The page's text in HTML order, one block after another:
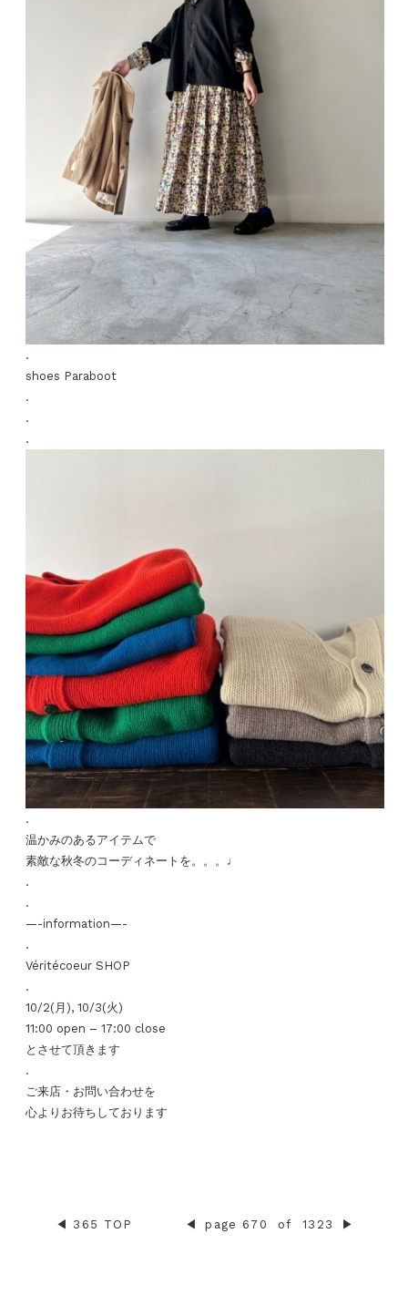
.
shoes Paraboot
.
.
.
.
温かみのあるアイテムで
素敵な秋冬のコーディネートを。。。♩
.
.
—-information—-
.
Véritécoeur SHOP
.
10/2(月), 10/3(火)
11:00 open – 17:00 close
とさせて頂きます
.
ご来店・お問い合わせを
心よりお待ちしております
◀︎ 365 TOP ◀︎ page 670 of 1323 ▶︎